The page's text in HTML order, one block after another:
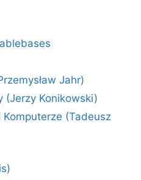
Jahr)
(Jerzy Konikowski)
(Tadeusz